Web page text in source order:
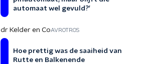
automaat wel gevuld?'
dr Kelder en CoAVROTROS
Hoe prettig was de saaiheid van
Rutte en Balkenende